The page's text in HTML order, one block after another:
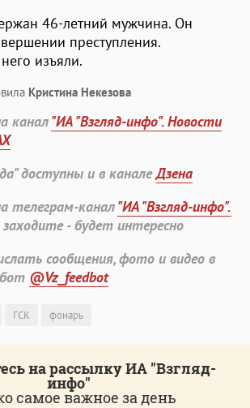
46-летний мужчина. Он
преступления.
изъяли.
Кристина Некезова
канал"ИА "Взгляд-инфо". Новости
доступны и в каналеДзена
телеграм-канал"ИА "Взгляд-инфо".
- будет интересно
сообщения, фото и видео в
@Vz_feedbot
ГСК фонарь
на рассылку ИА "Взгляд-
инфо"
самое важное за день